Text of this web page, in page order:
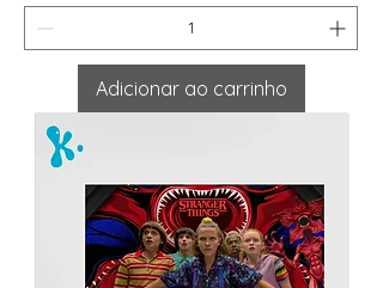
Adicionar ao carrinho